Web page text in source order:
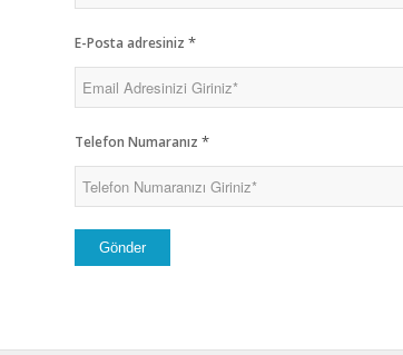
E-Posta adresiniz *
Telefon Numaranız *